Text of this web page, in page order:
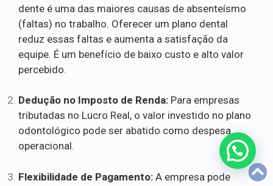
dente é uma das maiores causas de absenteísmo
(faltas) no trabalho. Oferecer um plano dental
reduz essas faltas e aumenta a satisfação da
equipe. É um benefício de baixo custo e alto valor
percebido.
Dedução no Imposto de Renda: Para empresas
tributadas no Lucro Real, o valor investido no plano
odontológico pode ser abatido como despesa
operacional.
Flexibilidade de Pagamento: A empresa pode